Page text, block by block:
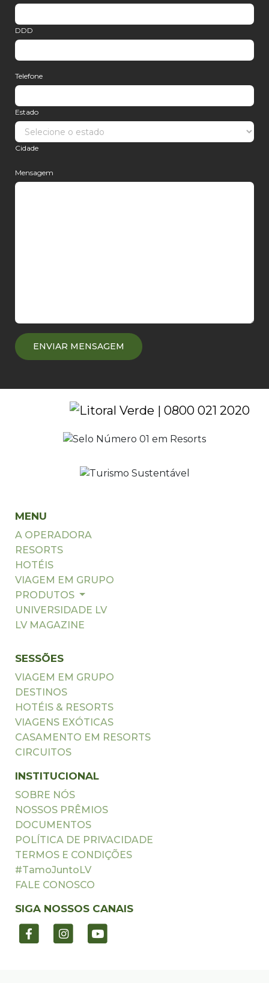
DDD
Telefone
Estado
Cidade
Mensagem
MENU
A OPERADORA
RESORTS
HOTÉIS
VIAGEM EM GRUPO
PRODUTOS
UNIVERSIDADE LV
LV MAGAZINE
SESSÕES
VIAGEM EM GRUPO
DESTINOS
HOTÉIS & RESORTS
VIAGENS EXÓTICAS
CASAMENTO EM RESORTS
CIRCUITOS
INSTITUCIONAL
SOBRE NÓS
NOSSOS PRÊMIOS
DOCUMENTOS
POLÍTICA DE PRIVACIDADE
TERMOS E CONDIÇÕES
#TamoJuntoLV
FALE CONOSCO
SIGA NOSSOS CANAIS